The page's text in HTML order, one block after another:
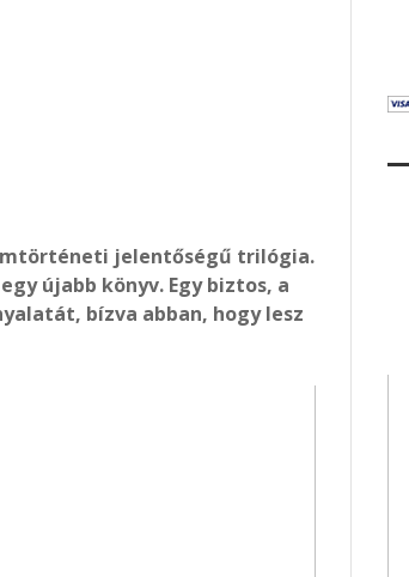
jelentőségű trilógia.
újabb könyv. Egy biztos, a
bízva abban, hogy lesz